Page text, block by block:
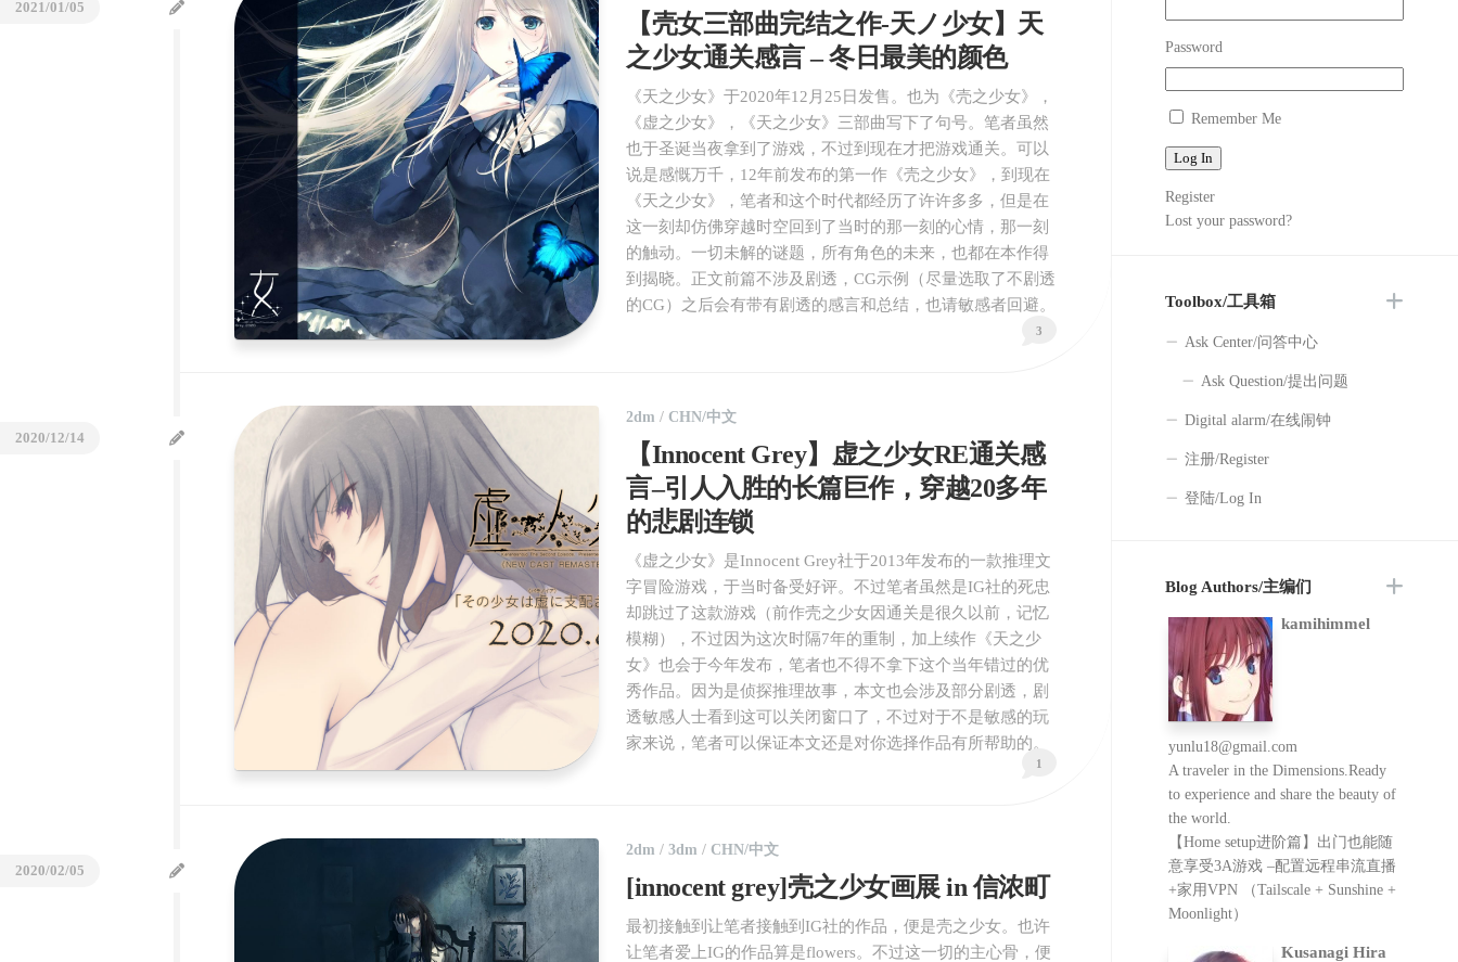
オ
ハ
ル
の
旅
2014-
2015
Digital
alarm/
在
线
之
(中
文)
北
海
道
の
旅
(日
本
語)
Flowers
专
Digital
alarm/
在
线
闹
钟
語
【壳女三部曲完结之作-天ノ少女】天
之少女通关感言 – 冬日最美的颜色
《天之少女》于2020年12月25日发售。也为《壳之少女》，
《虚之少女》，《天之少女》三部曲写下了句号。笔者虽然
也于圣诞当夜拿到了游戏，不过到现在才把游戏通关。可以
说是感慨万千，12年前发布的第一作《壳之少女》，到现在
《天之少女》，笔者和这个时代都经历了许许多多，但是在
这一刻却仿佛穿越时空回到了当时的那一刻的心情，那一刻
的触动。一切未解的谜题，所有角色的未来，也都在本作得
到揭晓。正文前篇不涉及剧透，CG示例（尽量选取了不剧透
的CG）之后会有带有剧透的感言和总结，也请敏感者回避。
3
2021/01/05
2dm / CHN/中文
【Innocent Grey】虚之少女RE通关感
言–引人入胜的长篇巨作，穿越20多年
的悲剧连锁
《虚之少女》是Innocent Grey社于2013年发布的一款推理文
字冒险游戏，于当时备受好评。不过笔者虽然是IG社的死忠
却跳过了这款游戏（前作壳之少女因通关是很久以前，记忆
模糊），不过因为这次时隔7年的重制，加上续作《天之少
女》也会于今年发布，笔者也不得不拿下这个当年错过的优
秀作品。因为是侦探推理故事，本文也会涉及部分剧透，剧
透敏感人士看到这可以关闭窗口了，不过对于不是敏感的玩
家来说，笔者可以保证本文还是对你选择作品有所帮助的。
1
2020/12/14
2dm / 3dm / CHN/中文
[innocent grey]壳之少女画展 in 信浓町
最初接触到让笔者接触到IG社的作品，便是壳之少女。也许
让笔者爱上IG的作品算是flowers。不过这一切的主心骨，便
2020/02/05
Password
Remember Me
Log In
Register
Lost your password?
Toolbox/工具箱
Ask Center/问答中心
Ask Question/提出问题
Digital alarm/在线闹钟
注册/Register
登陆/Log In
Blog Authors/主编们
kamihimmel
yunlu18@gmail.com
A traveler in the Dimensions.Ready
to experience and share the beauty of
the world.
【Home setup进阶篇】出门也能随
意享受3A游戏 –配置远程串流直播
+家用VPN （Tailscale + Sunshine +
Moonlight）
Kusanagi Hira